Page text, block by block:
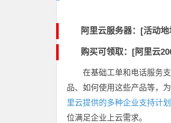
阿里云服务器：[活动地
购买可领取：[阿里云
在基础工单和电话服务
品、如何使用这些产品等，
里云提供的多种企业支持计划
位满足企业上云需求。